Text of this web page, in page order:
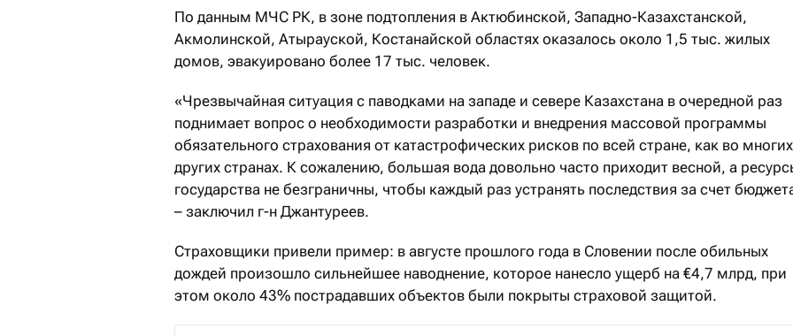
По данным МЧС РК, в зоне подтопления в Актюбинской, Западно-Казахстанской,
Акмолинской, Атырауской, Костанайской областях оказалось около 1,5 тыс. жилых
домов, эвакуировано более 17 тыс. человек.
«Чрезвычайная ситуация с паводками на западе и севере Казахстана в очередной раз
поднимает вопрос о необходимости разработки и внедрения массовой программы
обязательного страхования от катастрофических рисков по всей стране, как во многих
других странах. К сожалению, большая вода довольно часто приходит весной, а
государства не безграничны, чтобы каждый раз устранять последствия за счет
– заключил г-н Джантуреев.
Страховщики привели пример: в августе прошлого года в Словении после обильных
дождей произошло сильнейшее наводнение, которое нанесло ущерб на €4,7 млрд, при
этом около 43% пострадавших объектов были покрыты страховой защитой.